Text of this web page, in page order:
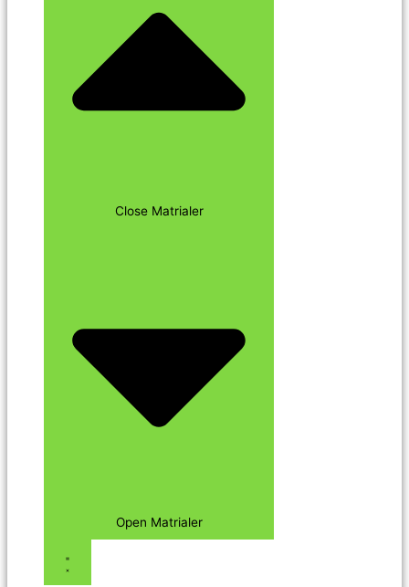
Close Matrialer
Open Matrialer